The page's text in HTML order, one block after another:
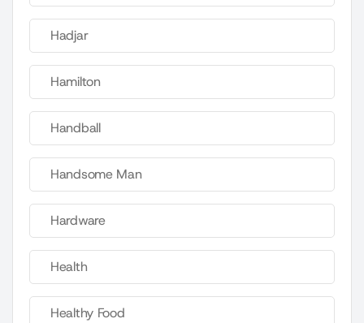
Hadjar
Hamilton
Handball
Handsome Man
Hardware
Health
Healthy Food